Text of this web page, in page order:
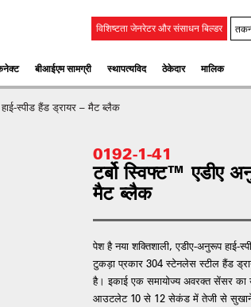
विशिष्टता जेनरेटर और संसाधन बिल्डर
बीआईएम सामग्री स्‍थापत्‍यविद ठेकेदार मालिक
स्पीड हैंड ड्रायर – मैट ब्लैक
0192-1-41
टर्बो स्विफ्ट™ एडीए
मैट ब्लैक
पेश है नया शक्तिशाली, एडीए-अनुरूप
टुकड़ा प्रकार 304 स्टेनलेस स्टील हैंड
है। इकाई एक समायोज्य अवरक्त सेंसर का
आउटलेट 10 से 12 सेकंड में तेजी से सुखाने